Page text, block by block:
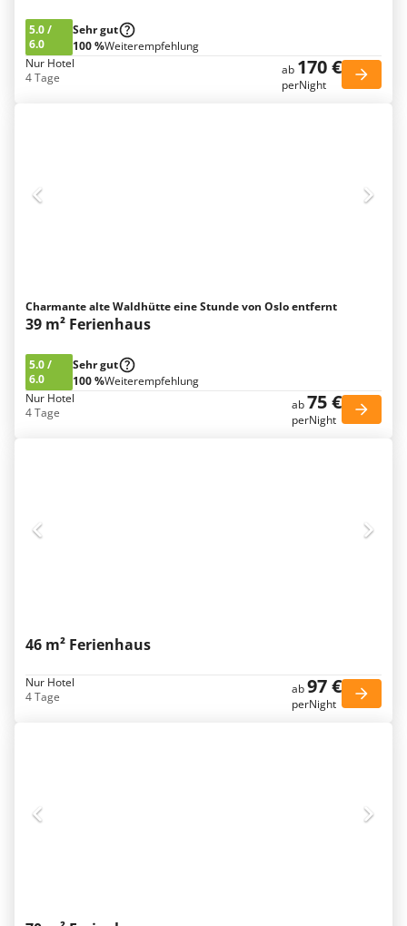
5.0/
6.0
Sehr gut
100 %Weiterempfehlung
Nur Hotel
4 Tage
ab 170 €
perNight
Charmante alte Waldhütte eine Stunde von Oslo entfernt
39 m² Ferienhaus
5.0/
6.0
Sehr gut
100 %Weiterempfehlung
Nur Hotel
4 Tage
ab75 €
perNight
46 m² Ferienhaus
Nur Hotel
4 Tage
ab97 €
perNight